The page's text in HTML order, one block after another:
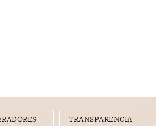
TRANSPARENCIA